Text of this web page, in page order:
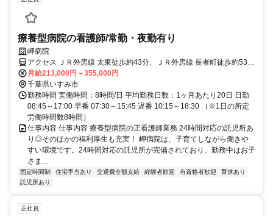
療養型病院の看護師/常勤・夜勤有り
岬病院
アクセス ＪＲ外房線 太東徒歩約43分、ＪＲ外房線 長者町徒歩約53
分、いすみ鉄道 国吉徒歩約73分
月給213,000円～355,000円
千葉県いすみ市
勤務時間 実働時間：8時間/日 平均勤務日数：1ヶ月あたり20日 日勤
08:45～17:00 早番 07:30～15:45 遅番 10:15～18:30 （※1日の所定
労働時間数8時間）
仕事内容 仕事内容 療養型病院の正看護師業務 24時間対応の託児所あ
り◎そのほかの福利厚生も充実！ 岬病院は、子育てしながら働きや
すい環境です。24時間対応の託児所が完備されており、勤務中はお子
さま...
固定時間制 住宅手当あり 交通費全額支給 経験者歓迎 有資格者歓迎
育休あり
託児所あり
正社員